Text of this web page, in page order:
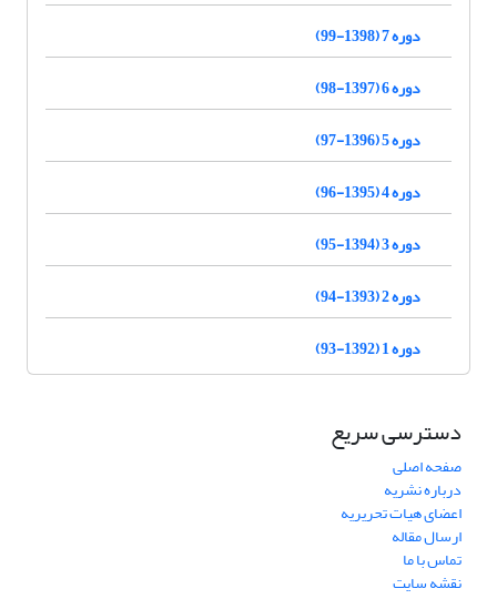
دوره 7 (1398-99)
دوره 6 (1397-98)
دوره 5 (1396-97)
دوره 4 (1395-96)
دوره 3 (1394-95)
دوره 2 (1393-94)
دوره 1 (1392-93)
دسترسی سریع
صفحه اصلی
درباره نشریه
اعضای هیات تحریریه
ارسال مقاله
تماس با ما
نقشه سایت